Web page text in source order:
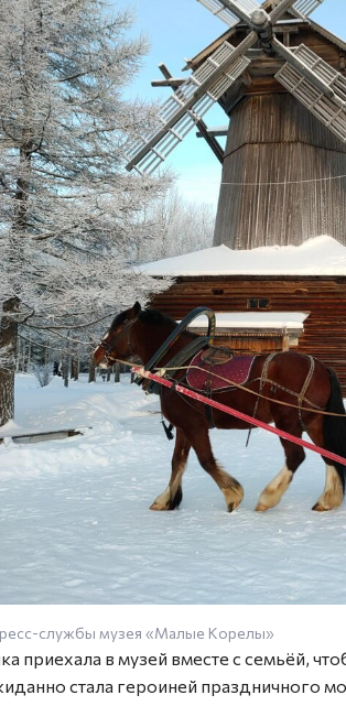
службы музея «Малые Корелы»
приехала в музей вместе с семьёй,
стала героиней праздничного